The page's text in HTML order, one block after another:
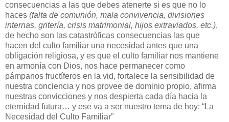
consecuencias a las que debes atenerte si es que no lo
haces (falta de comunión, mala convivencia, divisiones
internas, gritería, crisis matrimonial, hijos extraviados, etc.),
de hecho son las catastróficas consecuencias las que
hacen del culto familiar una necesidad antes que una
obligación religiosa, y es que el culto familiar nos mantiene
en armonía con Dios, nos hace permanecer como
pámpanos fructíferos en la vid, fortalece la sensibilidad de
nuestra conciencia y nos provee de dominio propio, afirma
nuestras convicciones y nos despierta cada día hacia la
eternidad futura… y ese va a ser nuestro tema de hoy: “La
Necesidad del Culto Familiar”